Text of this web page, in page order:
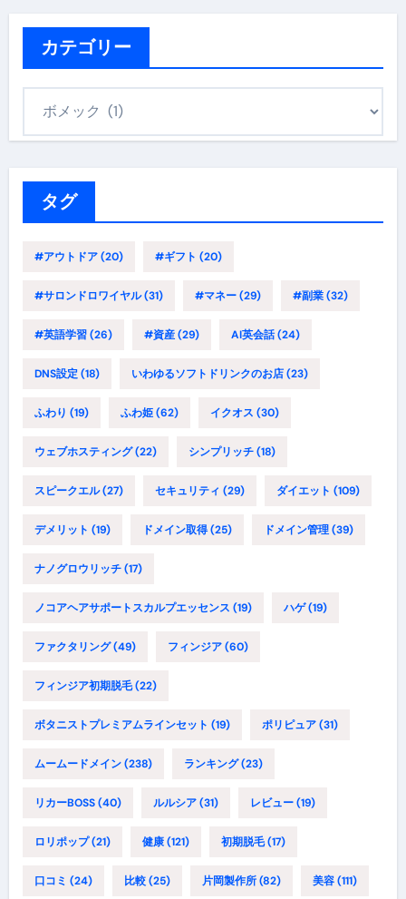
カテゴリー
タグ
#アウトドア(20) #ギフト (20)
#サロンドロワイヤル(31) #マネー(29) #副業(32)
#英語学習(26) #資産(29) AI英会話(24)
DNS設定(18) いわゆるソフトドリンクのお店(23)
ふわり (19) ふわ姫(62) イクオス (30)
ウェブホスティング(22) シンプリッチ(18)
スピークエル(27) セキュリティ (29) ダイエット (109)
デメリット (19) ドメイン取得(25) ドメイン管理(39)
ナノグロウリッチ(17)
ノコアヘアサポートスカルプエッセンス (19) ハゲ(19)
ファクタリング(49) フィンジア(60)
フィンジア初期脱毛(22)
ボタニストプレミアムラインセット (19) ポリピュア(31)
ムームードメイン(238) ランキング(23)
リカーBOSS(40) ルルシア(31) レビュー(19)
ロリポップ(21) 健康(121) 初期脱毛(17)
口コミ (24) 比較(25) 片岡製作所(82) 美容(111)